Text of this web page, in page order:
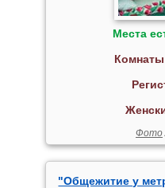
Места
Комнаты
Фото
"Общежитие у